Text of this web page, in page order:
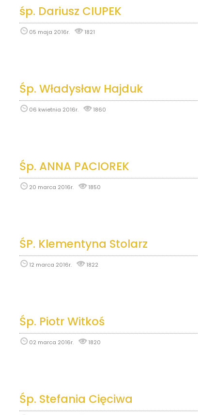
śp. Dariusz CIUPEK
05 maja 2016r. 1821
Śp. Władysław Hajduk
06 kwietnia 2016r. 1860
Śp. ANNA PACIOREK
20 marca 2016r. 1850
ŚP. Klementyna Stolarz
12 marca 2016r. 1822
Śp. Piotr Witkoś
02 marca 2016r. 1820
Śp. Stefania Cięciwa